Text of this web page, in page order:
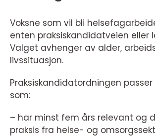
Voksne som vil bli
enten praksiskandidatveien eller
Valget avhenger av alder,
livssituasjon.
Praksiskandidatordningen
som:
– har minst fem års relevant og
praksis fra helse- og